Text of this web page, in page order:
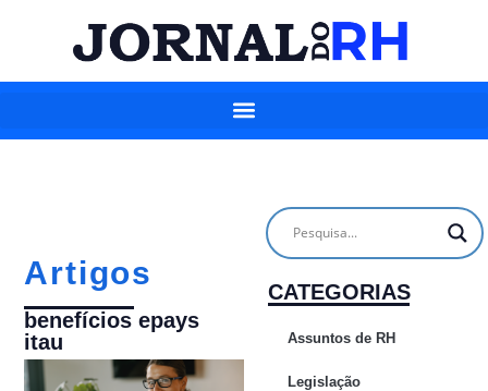
Artigos
benefícios epays
itau
CATEGORIAS
Assuntos de RH
Legislação